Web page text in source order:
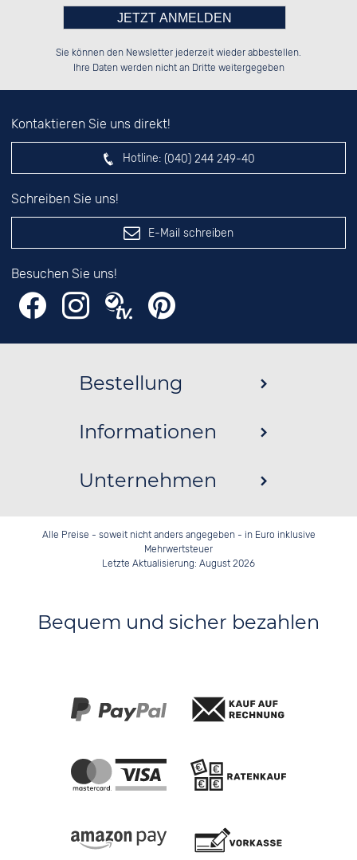
░░░░██░░░░████░░██░░░░░░░░░░██░░
░░████░░░░░░██░░██████░░░░████░░
██░░░░░░░░░░██░░██░░██░░██░░░░░░
Bitte tragen Sie die Zahl in
das nebenstehende Feld ein.
Sie können den Newsletter jederzeit wieder abbestellen.
Ihre Daten werden nicht an Dritte weitergegeben
Kontaktieren Sie uns direkt!
Hotline: (040) 244 249-40
Schreiben Sie uns!
E-Mail schreiben
Besuchen Sie uns!
Bestellung
Informationen
Unternehmen
Alle Preise - soweit nicht anders angegeben - in Euro inklusive
Mehrwertsteuer
Letzte Aktualisierung: August 2026
Bequem und sicher bezahlen